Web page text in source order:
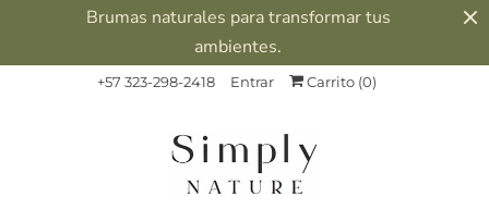
Brumas naturales para transformar tus
ambientes.
+57 323-298-2418 Entrar Carrito (0)